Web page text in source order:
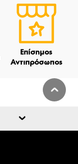
Επίσημος
Αντιπρόσωπος